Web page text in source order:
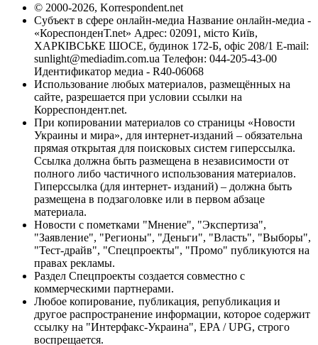
© 2000-2026, Korrespondent.net
Субъект в сфере онлайн-медиа Название онлайн-медиа -
«КореспонденТ.net» Адрес: 02091, місто Київ,
ХАРКІВСЬКЕ ШОСЕ, будинок 172-Б, офіс 208/1 E-mail:
sunlight@mediadim.com.ua Телефон: 044-205-43-00
Идентификатор медиа - R40-06068
Использование любых материалов, размещённых на
сайте, разрешается при условии ссылки на
Корреспондент.net.
При копировании материалов со страницы «Новости
Украины и мира», для интернет-изданий – обязательна
прямая открытая для поисковых систем гиперссылка.
Ссылка должна быть размещена в независимости от
полного либо частичного использования материалов.
Гиперссылка (для интернет- изданий) – должна быть
размещена в подзаголовке или в первом абзаце
материала.
Новости с пометками "Мнение", "Экспертиза",
"Заявление", "Регионы", "Деньги", "Власть", "Выборы",
"Тест-драйв", "Спецпроекты", "Промо" публикуются на
правах рекламы.
Раздел Спецпроекты создается совместно с
коммерческими партнерами.
Любое копирование, публикация, републикация и
другое распространение информации, которое содержит
ссылку на "Интерфакс-Украина", EPA / UPG, строго
воспрещается.